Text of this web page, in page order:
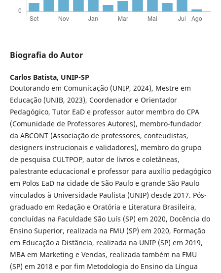
Biografia do Autor
Carlos Batista, UNIP-SP
Doutorando em Comunicação (UNIP, 2024), Mestre em
Educação (UNIB, 2023), Coordenador e Orientador
Pedagógico, Tutor EaD e professor autor membro do CPA
(Comunidade de Professores Autores), membro-fundador
da ABCONT (Associação de professores, conteudistas,
designers instrucionais e validadores), membro do grupo
de pesquisa CULTPOP, autor de livros e coletâneas,
palestrante educacional e professor para auxílio pedagógico
em Polos EaD na cidade de São Paulo e grande São Paulo
vinculados à Universidade Paulista (UNIP) desde 2017. Pós-
graduado em Redação e Oratória e Literatura Brasileira,
concluídas na Faculdade São Luís (SP) em 2020, Docência do
Ensino Superior, realizada na FMU (SP) em 2020, Formação
em Educação a Distância, realizada na UNIP (SP) em 2019,
MBA em Marketing e Vendas, realizada também na FMU
(SP) em 2018 e por fim Metodologia do Ensino da Língua